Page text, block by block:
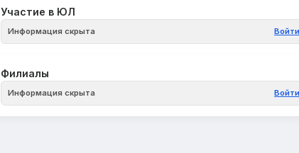
Участие в ЮЛ
Информация скрыта Войти
Филиалы
Информация скрыта Войти